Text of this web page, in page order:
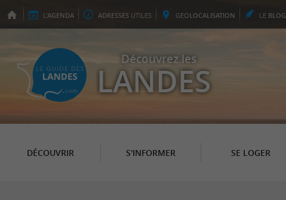
L'AGENDA ADRESSES UTILES GEOLOCALISATION LE BLOG
Découvrez les
LANDES
DÉCOUVRIR S'INFORMER SE LOGER